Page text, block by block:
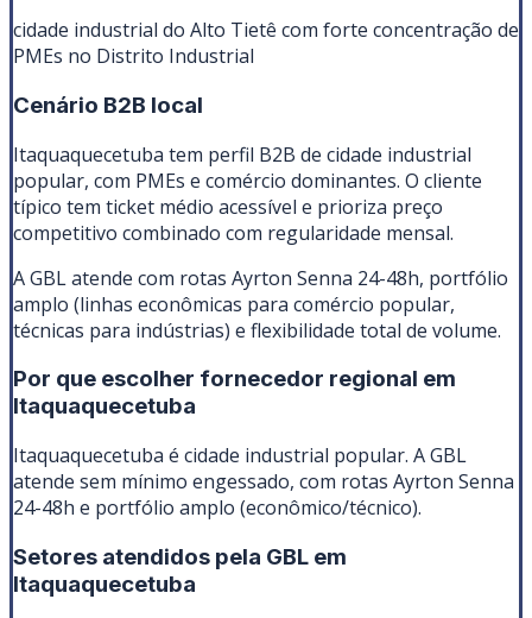
cidade industrial do Alto Tietê com forte concentração de
PMEs no Distrito Industrial
Cenário B2B local
Itaquaquecetuba tem perfil B2B de cidade industrial
popular, com PMEs e comércio dominantes. O cliente
típico tem ticket médio acessível e prioriza preço
competitivo combinado com regularidade mensal.
A GBL atende com rotas Ayrton Senna 24-48h, portfólio
amplo (linhas econômicas para comércio popular,
técnicas para indústrias) e flexibilidade total de volume.
Por que escolher fornecedor regional em
Itaquaquecetuba
Itaquaquecetuba é cidade industrial popular. A GBL
atende sem mínimo engessado, com rotas Ayrton Senna
24-48h e portfólio amplo (econômico/técnico).
Setores atendidos pela GBL em
Itaquaquecetuba